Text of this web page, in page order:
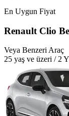
En Uygun Fiyat
Renault Clio
Veya Benzeri Araç
25 yaş ve üzeri / 2